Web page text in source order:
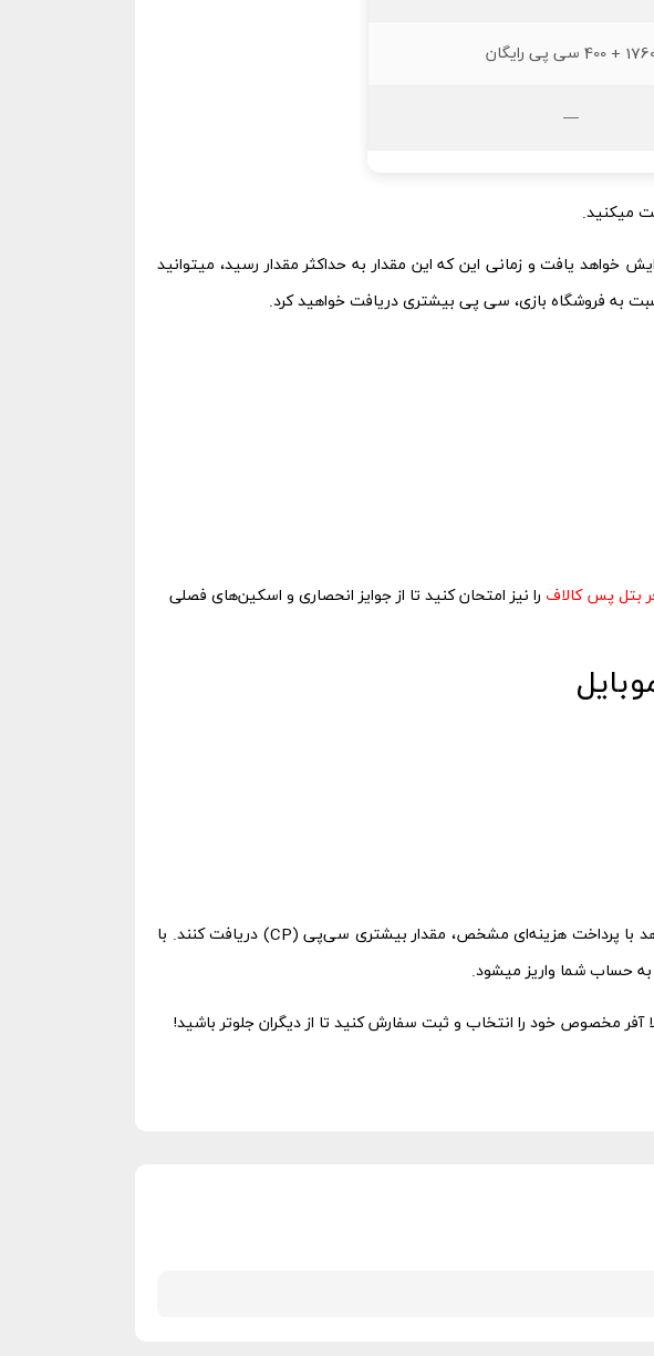
+ 400 سی پی رایگان
—
میکنید.
یافت و زمانی این که این مقدار به حداکثر مقدار رسید، میتوانید
به فروشگاه بازی، سی پی بیشتری دریافت خواهید کرد.
بتل پس کالاف را نیز امتحان کنید تا از جوایز انحصاری و اسکین‌های فصلی
آفر صندوق کالاف دیوتی موبایل یک فرصت استثنایی و محدود در بازی است که به بازیکنان امکان می‌دهد با پرداخت هزینه‌ای مشخص، مقدار بیشتری سی‌پی (CP) دریافت کنند. با
به حساب شما واریز میشود.